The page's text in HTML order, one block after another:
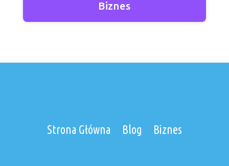
Biznes
Strona Główna Blog Biznes